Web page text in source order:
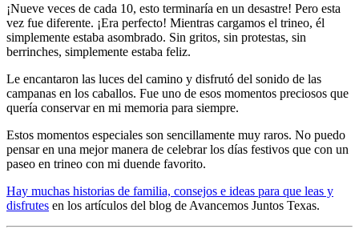
¡Nueve veces de cada 10, esto terminaría en un desastre! Pero esta
vez fue diferente. ¡Era perfecto! Mientras cargamos el trineo, él
simplemente estaba asombrado. Sin gritos, sin protestas, sin
berrinches, simplemente estaba feliz.
Le encantaron las luces del camino y disfrutó del sonido de las
campanas en los caballos. Fue uno de esos momentos preciosos que
quería conservar en mi memoria para siempre.
Estos momentos especiales son sencillamente muy raros. No puedo
pensar en una mejor manera de celebrar los días festivos que con un
paseo en trineo con mi duende favorito.
Hay muchas historias de familia, consejos e ideas para que leas y
disfrutes en los artículos del blog de Avancemos Juntos Texas.